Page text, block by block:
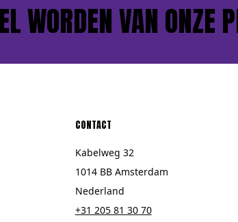
VAN ONZE
CONTACT
Kabelweg 32
1014 BB Amsterdam
Nederland
+31 205 81 30 70